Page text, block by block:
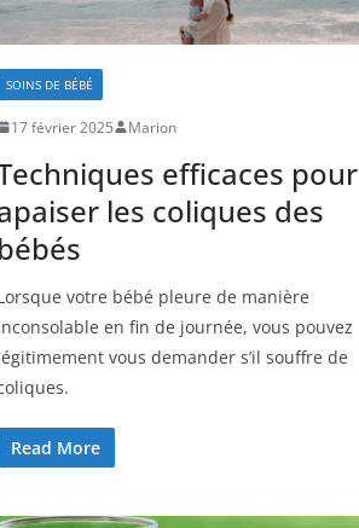
SOINS DE BÉBÉ
17 février 2025 Marion
efficaces pour
les coliques des
bébés
votre bébé pleure de manière
en fin de journée, vous pouvez
vous demander s’il souffre de
Read More